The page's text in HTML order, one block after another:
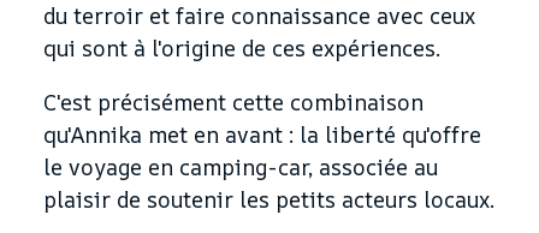
du terroir et faire connaissance avec ceux
qui sont à l'origine de ces expériences.
C'est précisément cette combinaison
qu'Annika met en avant : la liberté qu'offre
le voyage en camping-car, associée au
plaisir de soutenir les petits acteurs locaux.